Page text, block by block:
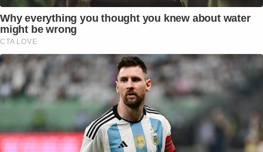
Why everything you thought you knew about water
might be wrong
CTA LOVE